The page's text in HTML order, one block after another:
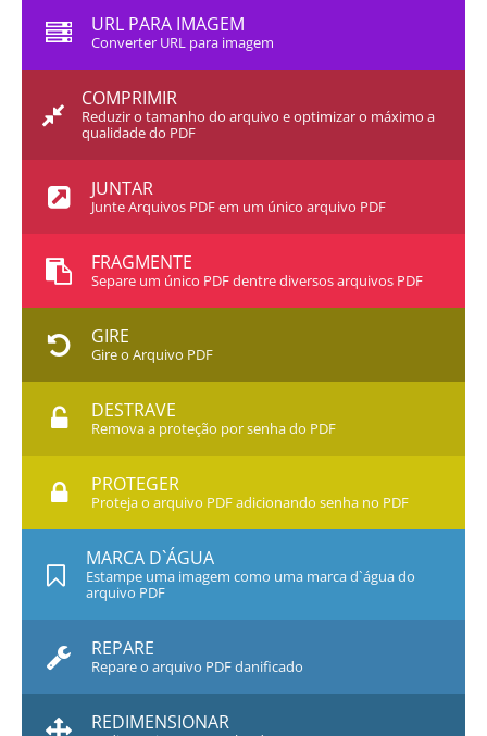
URL PARA IMAGEM
Converter URL para imagem
COMPRIMIR
Reduzir o tamanho do arquivo e optimizar o máximo a
qualidade do PDF
JUNTAR
Junte Arquivos PDF em um único arquivo PDF
FRAGMENTE
Separe um único PDF dentre diversos arquivos PDF
GIRE
Gire o Arquivo PDF
DESTRAVE
Remova a proteção por senha do PDF
PROTEGER
Proteja o arquivo PDF adicionando senha no PDF
MARCA D`ÁGUA
Estampe uma imagem como uma marca d`água do
arquivo PDF
REPARE
Repare o arquivo PDF danificado
REDIMENSIONAR